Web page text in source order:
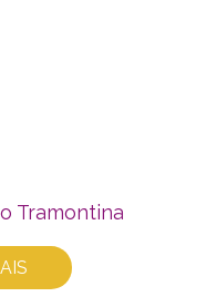
Tramontina